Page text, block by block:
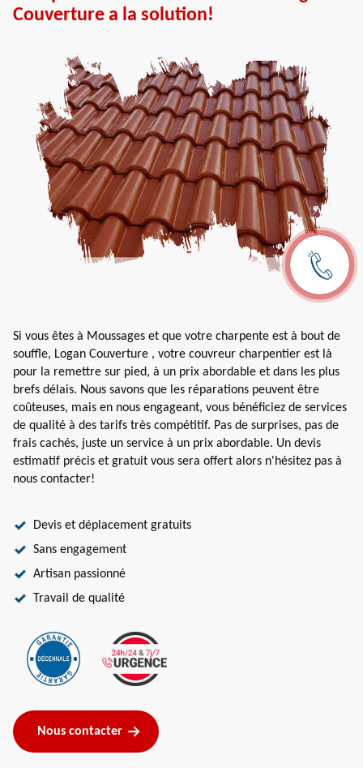
Couverture a la solution!
Si vous êtes à Moussages et que votre charpente est à bout de
souffle, Logan Couverture , votre couvreur charpentier est là
pour la remettre sur pied, à un prix abordable et dans les plus
brefs délais. Nous savons que les réparations peuvent être
coûteuses, mais en nous engageant, vous bénéficiez de services
de qualité à des tarifs très compétitif. Pas de surprises, pas de
frais cachés, juste un service à un prix abordable. Un devis
estimatif précis et gratuit vous sera offert alors n'hésitez pas à
nous contacter!
Devis et déplacement gratuits
Sans engagement
Artisan passionné
Travail de qualité
Nous contacter